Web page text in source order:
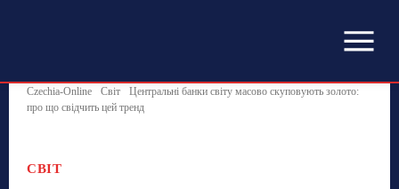
Czechia-Online Світ
Центральні банки світу масово скуповують золото:
про що свідчить цей тренд
СВІТ